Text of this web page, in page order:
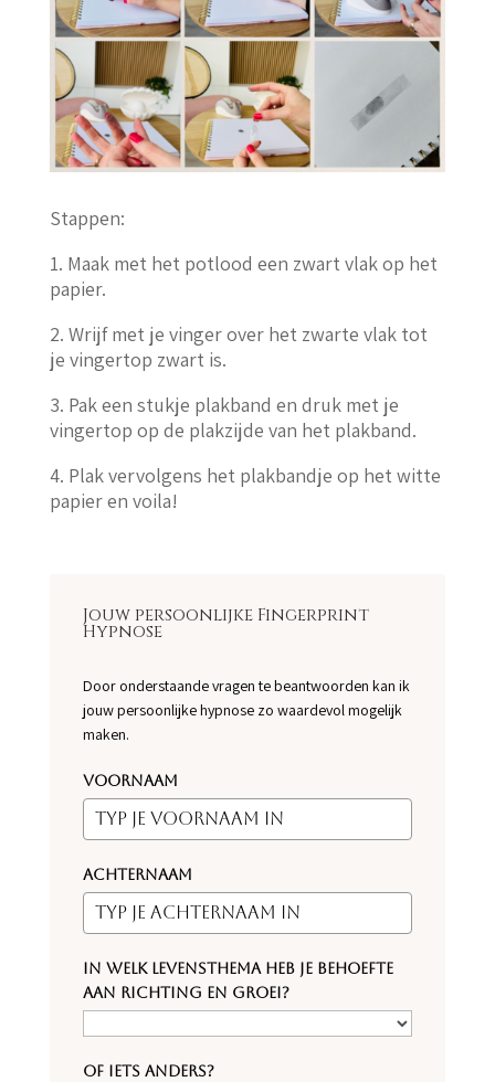
Stappen:
1. Maak met het potlood een zwart vlak op het
papier.
2. Wrijf met je vinger over het zwarte vlak tot
je vingertop zwart is.
3. Pak een stukje plakband en druk met je
vingertop op de plakzijde van het plakband.
4. Plak vervolgens het plakbandje op het witte
papier en voila!
Jouw persoonlijke Fingerprint
Hypnose
Door onderstaande vragen te beantwoorden kan ik
jouw persoonlijke hypnose zo waardevol mogelijk
maken.
Voornaam
Achternaam
In welk levensthema heb je behoefte
aan richting en groei?
Of iets anders?